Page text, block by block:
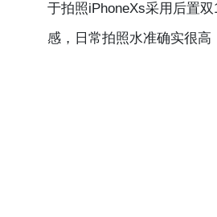
于拍照iPhoneXs采用后置
感，日常拍照水准确实很高